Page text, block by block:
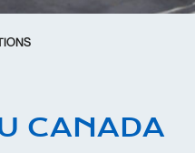
CANADA